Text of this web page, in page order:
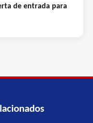
de entrada para